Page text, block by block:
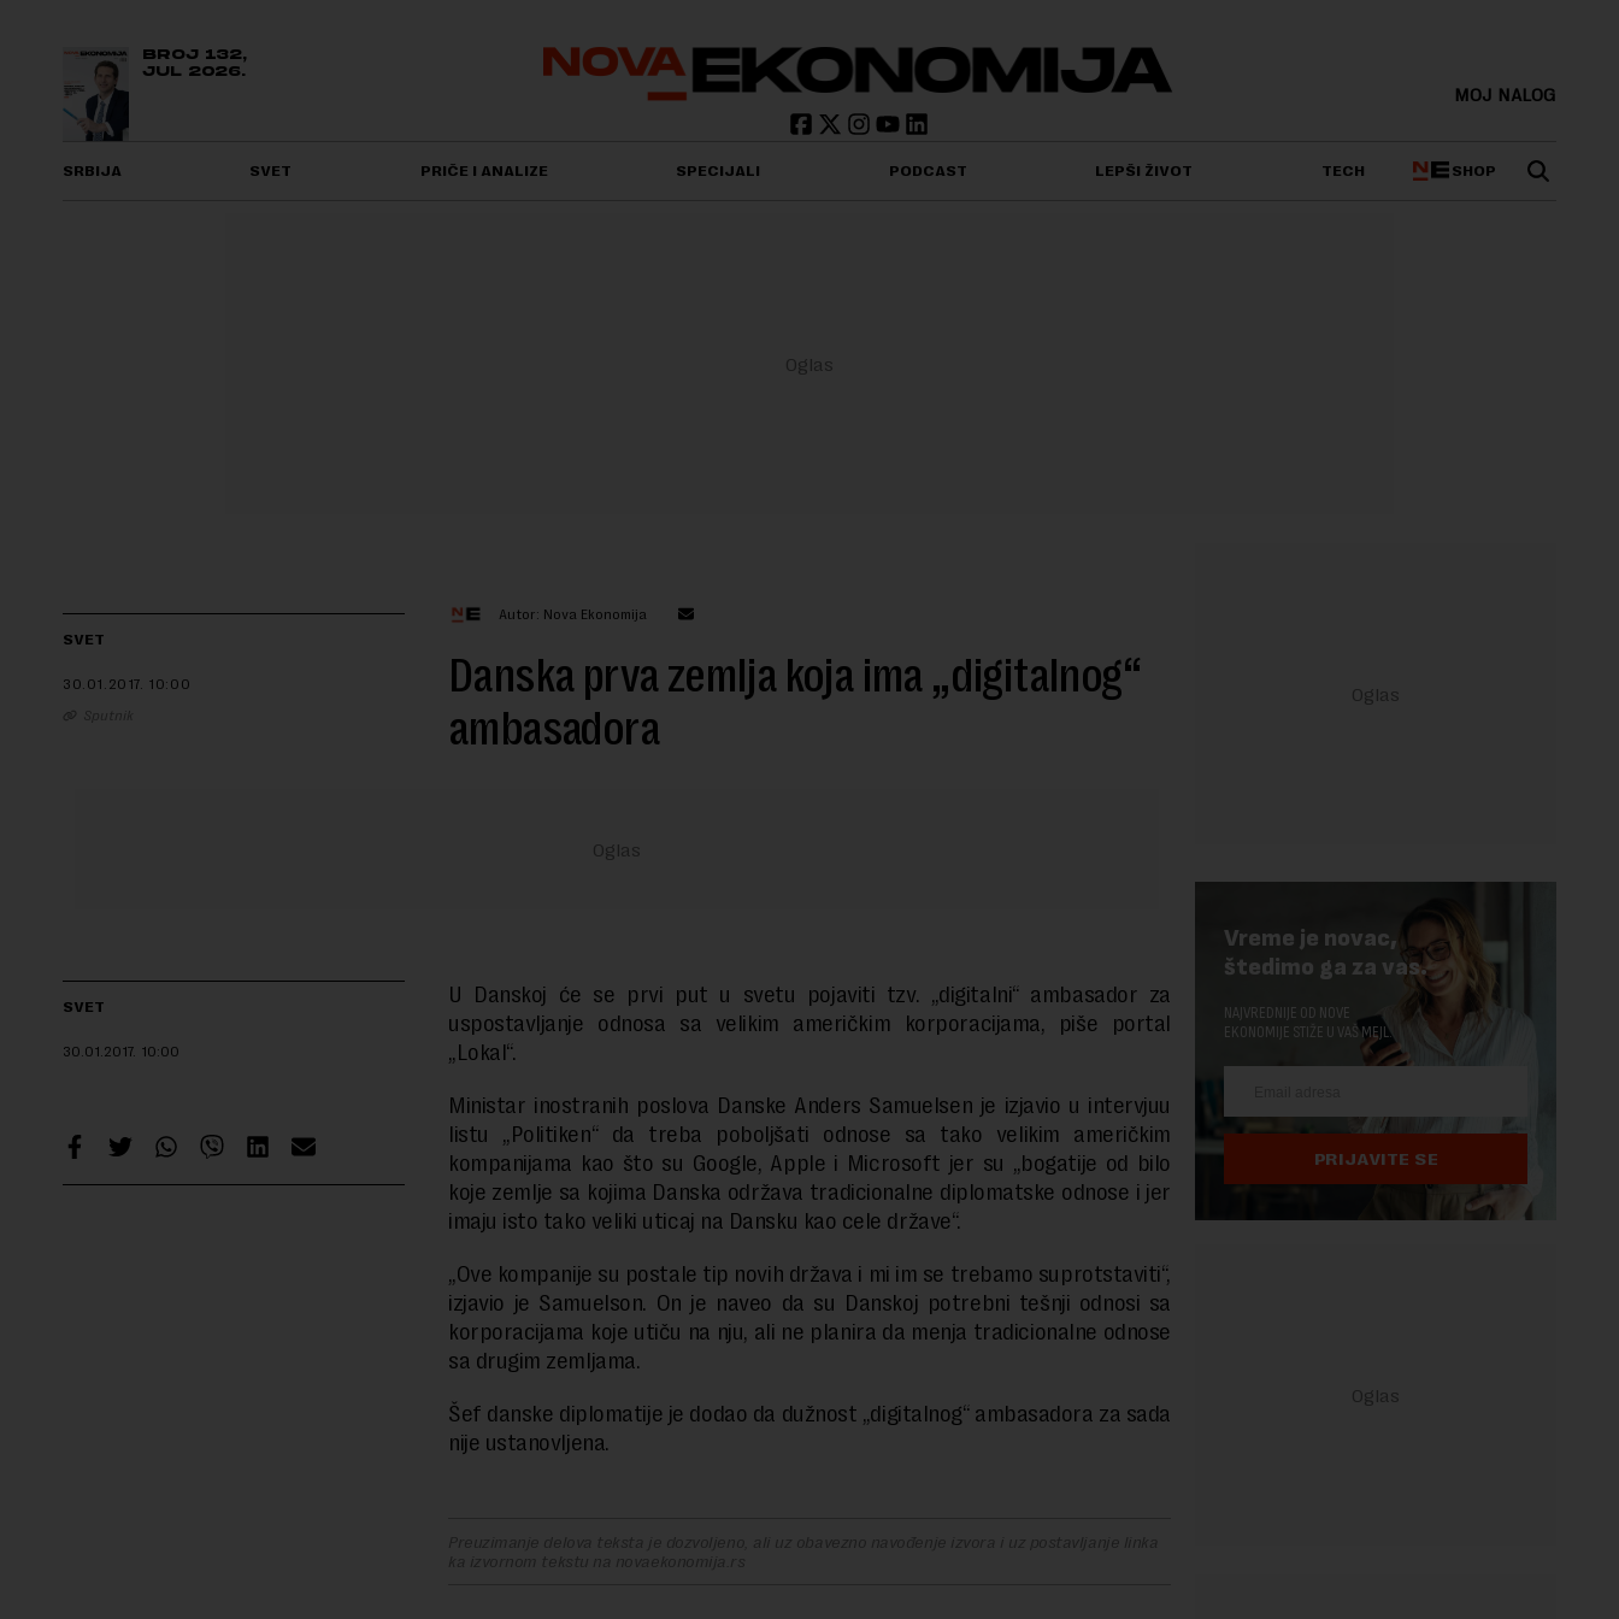
BROJ 132,
JUL 2026.
MOJ NALOG
SRBIJA SVET PRIČE I ANALIZE SPECIJALI PODCAST LEPŠI ŽIVOT TECH SHOP
SVET
30.01.2017. 10:00
Sputnik
Autor: Nova Ekonomija
Danska prva zemlja koja ima „digitalnog“
ambasadora
SVET
30.01.2017. 10:00
U Danskoj će se prvi put u svetu pojaviti tzv. „digitalni“ ambasador za
uspostavljanje odnosa sa velikim američkim korporacijama, piše portal
„Lokal“.
Ministar inostranih poslova Danske Anders Samuelsen je izjavio u intervjuu
listu „Politiken“ da treba poboljšati odnose sa tako velikim američkim
kompanijama kao što su Google, Apple i Microsoft jer su „bogatije od bilo
koje zemlje sa kojima Danska održava tradicionalne diplomatske odnose i jer
imaju isto tako veliki uticaj na Dansku kao cele države“.
„Ove kompanije su postale tip novih država i mi im se trebamo suprotstaviti“,
izjavio je Samuelson. On je naveo da su Danskoj potrebni tešnji odnosi sa
korporacijama koje utiču na nju, ali ne planira da menja tradicionalne odnose
sa drugim zemljama.
Šef danske diplomatije je dodao da dužnost „digitalnog“ ambasadora za sada
nije ustanovljena.
Preuzimanje delova teksta je dozvoljeno, ali uz obavezno navođenje izvora i uz postavljanje linka
ka izvornom tekstu na novaekonomija.rs
Vreme je novac,
štedimo ga za vas.
NAJVREDNIJE OD NOVE
EKONOMIJE STIŽE U VAŠ MEJL.
PRIJAVITE SE